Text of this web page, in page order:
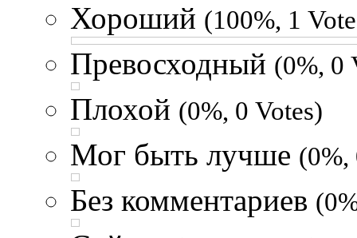
Хороший (100%, 1
Превосходный (0%, 0
Плохой (0%, 0 Votes)
Мог быть лучше (0%,
Без комментариев